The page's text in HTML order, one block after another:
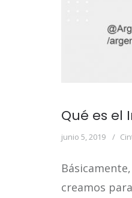
Qué es el
junio 5, 2019
creamos